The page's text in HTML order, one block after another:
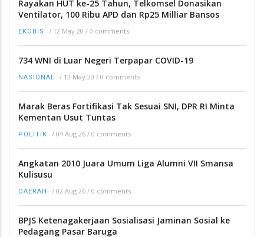
Rayakan HUT ke-25 Tahun, Telkomsel Donasikan
Ventilator, 100 Ribu APD dan Rp25 Milliar Bansos
EKOBIS / 12 May 20 / 0 comments
734 WNI di Luar Negeri Terpapar COVID-19
NASIONAL / 12 May 20 / 0 comments
Marak Beras Fortifikasi Tak Sesuai SNI, DPR RI Minta
Kementan Usut Tuntas
POLITIK / 04 Aug 26 / 0 comments
Angkatan 2010 Juara Umum Liga Alumni VII Smansa
Kulisusu
DAERAH / 02 Aug 26 / 0 comments
BPJS Ketenagakerjaan Sosialisasi Jaminan Sosial ke
Pedagang Pasar Baruga